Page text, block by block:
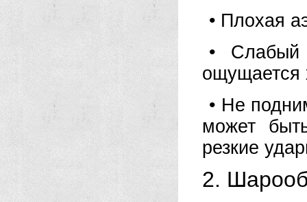
• Плохая
• Слабый
ощущается
• Не
может
резкие
2.